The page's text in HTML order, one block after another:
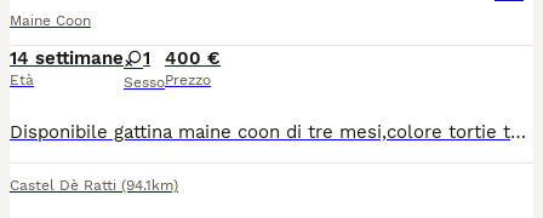
Maine Coon
14 settimane
Età
1
Sesso
400 €
Prezzo
Disponibile gattina maine coon di tre mesi,colore tortie tabby,viene ceduta vaccinata ,sverminata con libretto sanitario,ottimo carattere,ottima salute,genitori visibili testati fiv felv solo amanti degli animali
Castel Dè Ratti (94.1km)